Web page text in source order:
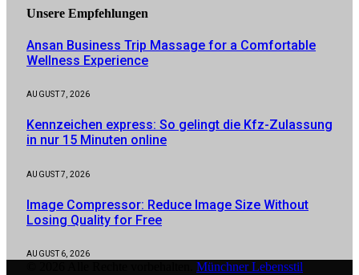
Unsere Empfehlungen
Ansan Business Trip Massage for a Comfortable
Wellness Experience
AUGUST 7, 2026
Kennzeichen express: So gelingt die Kfz-Zulassung
in nur 15 Minuten online
AUGUST 7, 2026
Image Compressor: Reduce Image Size Without
Losing Quality for Free
AUGUST 6, 2026
Münchner Lebensstil